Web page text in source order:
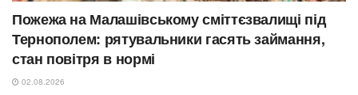
Пожежа на Малашівському сміттєзвалищі під
Тернополем: рятувальники гасять займання,
стан повітря в нормі
02.08.2026